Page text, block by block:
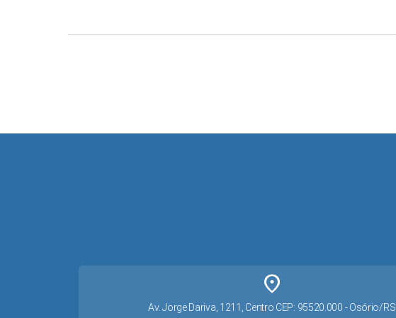
place
Av. Jorge Dariva, 1211, Centro CEP: 95520.000 - Osório/RS